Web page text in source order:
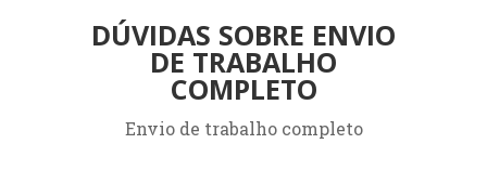
DÚVIDAS SOBRE ENVIO
DE TRABALHO
COMPLETO
Envio de trabalho completo